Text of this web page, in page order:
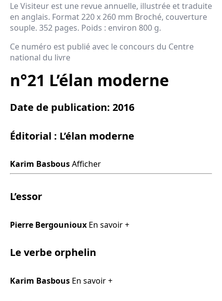
Le Visiteur est une revue annuelle, illustrée et traduite
en anglais. Format 220 x 260 mm Broché, couverture
souple. 352 pages. Poids : environ 800 g.
Ce numéro est publié avec le concours du Centre
national du livre
n°21 L’élan moderne
Date de publication: 2016
Éditorial : L’élan moderne
Karim BasbousAfficher
L’essor
Pierre Bergounioux En savoir +
Le verbe orphelin
Karim Basbous En savoir +